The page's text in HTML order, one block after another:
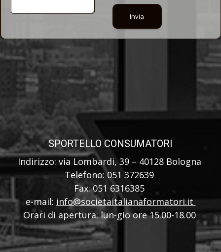
SPORTELLO CONSUMATORI
Indirizzo: via Lombardi, 39 – 40128 Bologna
Telefono: 051 372639
Fax: 051 6316385
e-mail: info@societaitalianaformatori.it
Orari di apertura: lun-gio ore 15.00-18.00